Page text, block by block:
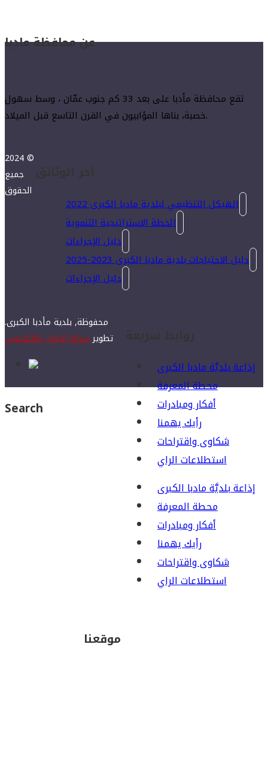
عن محافظة مادبا
تقع محافظة مأدبا على بعد 33 كم جنوب عمّان ، وسط سهول
خصبة، بناها المؤابيون في القرن التاسع قبل الميلاد.
آخر الوثائق
الهيكل التنظيمي لبلدية مادبا الكبرى 2022
الخطة الاستراتيجية التنموية
دليل الإجراءات
دليل الاحتياجات بلدية مادبا الكبرى 2023-2025
دليل الإجراءات
روابط سريعة
إذاعة بلديَّة مادبا الكبرى
محطة المعرفة
أفكار ومبادرات
رأيك يهمنا
شكاوى واقتراحات
استطلاعات الراي
إذاعة بلديَّة مادبا الكبرى
محطة المعرفة
أفكار ومبادرات
رأيك يهمنا
شكاوى واقتراحات
استطلاعات الراي
موقعنا
2024 ©
جميع
الحقوق
محفوظة, بلدية مأدبا الكبرى.
تطويرشركة الجواب الالكتروني
Search